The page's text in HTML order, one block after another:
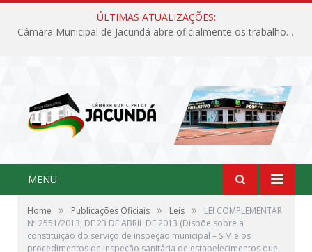
ÚLTIMAS ATUALIZAÇÕES:
Câmara Municipal de Jacundá abre oficialmente os trabalhos legislativos de 2026
MENU
Home » Publicações Oficiais » Leis »
LEI COMPLEMENTAR
Nº 2551/2013, DE 23 DE ABRIL DE 2013 (Dispõe sobre a
constituição do serviço de inspeção municipal – SIM e os
procedimentos de inspeção sanitária de estabelecimentos que